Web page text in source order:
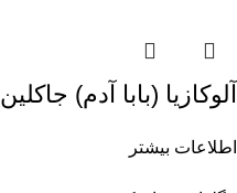
آلوکازیا (بابا آدم) جاکلین
اطلاعات بیشتر